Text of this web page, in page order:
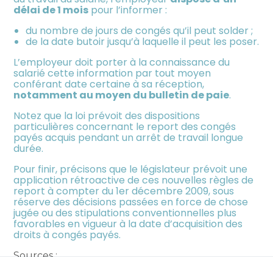
délai de 1 mois pour l’informer :
du nombre de jours de congés qu’il peut solder ;
de la date butoir jusqu’à laquelle il peut les poser.
L’employeur doit porter à la connaissance du
salarié cette information par tout moyen
conférant date certaine à sa réception,
notamment au moyen du bulletin de paie.
Notez que la loi prévoit des dispositions
particulières concernant le report des congés
payés acquis pendant un arrêt de travail longue
durée.
Pour finir, précisons que le législateur prévoit une
application rétroactive de ces nouvelles règles de
report à compter du 1er décembre 2009, sous
réserve des décisions passées en force de chose
jugée ou des stipulations conventionnelles plus
favorables en vigueur à la date d’acquisition des
droits à congés payés.